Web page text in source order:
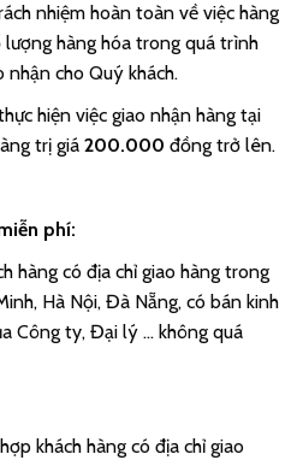
nhiệm hoàn toàn về việc hàng
lượng hàng hóa trong quá trình
nhận cho Quý khách.
hiện việc giao nhận hàng tại
trị giá 200.000 đồng trở lên.
phí:
hàng có địa chỉ giao hàng trong
Hà Nội, Đà Nẵng, có bán kinh
Công ty, Đại lý … không quá
khách hàng có địa chỉ giao